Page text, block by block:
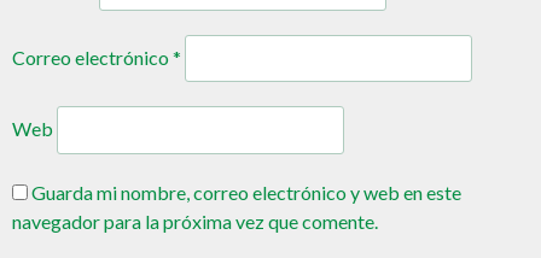
Correo electrónico*
Web
Guarda mi nombre, correo electrónico y web en este
navegador para la próxima vez que comente.